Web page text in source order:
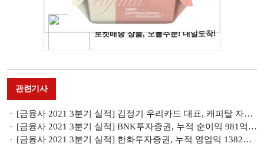
관련기사
[금융사 2021 3분기 실적] 김정기 우리카드 대표, 캐피탈 자산 확대로 실적 견인(종합)
[금융사 2021 3분기 실적] BNK투자증권, 누적 순이익 981억원...전년比 171.7% ↑
[금융사 2021 3분기 실적] 한화투자증권, 누적 영업익 1382억원...“사상 최대 실적”